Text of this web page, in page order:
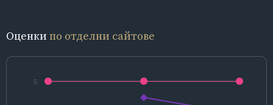
Оценки по отделни сайтове
5